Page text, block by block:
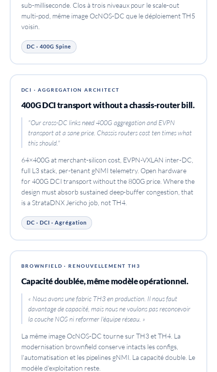
sub-milliseconde. Clos à trois niveaux pour le scale-out
multi-pod, même image OcNOS-DC que le déploiement TH5
voisin.
DC · 400G Spine
DCI · AGGREGATION ARCHITECT
400G DCI transport without a chassis-router bill.
"Our cross-DC links need 400G aggregation and EVPN
transport at a sane price. Chassis routers cost ten times what
this should."
64×400G at merchant-silicon cost, EVPN-VXLAN inter-DC,
full L3 stack, per-tenant gNMI telemetry. Open hardware
for 400G DCI transport without the 800G price. Where the
design must absorb sustained deep-buffer congestion, that
is a StrataDNX Jericho job, not TH4.
DC · DCI · Agrégation
BROWNFIELD · RENOUVELLEMENT TH3
Capacité doublée, même modèle opérationnel.
« Nous avons une fabric TH3 en production. Il nous faut
davantage de capacité, mais nous ne voulons pas reconcevoir
la couche NOS ni reformer l'équipe réseau. »
La même image OcNOS-DC tourne sur TH3 et TH4. La
modernisation brownfield conserve intacts les configs,
l'automatisation et les pipelines gNMI. La capacité double. Le
modèle d'exploitation reste.